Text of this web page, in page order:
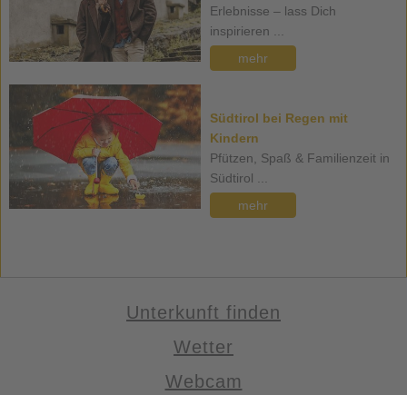
Erlebnisse – lass Dich
inspirieren ...
mehr
Südtirol bei Regen mit
Kindern
Pfützen, Spaß & Familienzeit in
Südtirol ...
mehr
Unterkunft finden
Wetter
Webcam